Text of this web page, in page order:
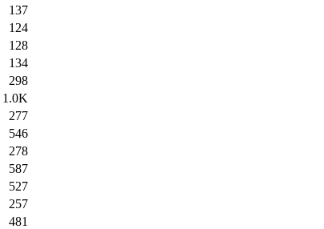
137
124
128
134
298
1.0K
277
546
278
587
527
257
481